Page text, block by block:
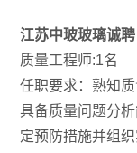
江苏中玻玻璃诚聘
质量工程师:1名
任职要求：熟知
具备质量问题分
定预防措施并组